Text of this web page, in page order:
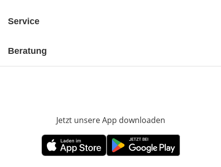
Service
Beratung
Jetzt unsere App downloaden
Öffnet in neuem FensterÖffnet in neuem Fenster